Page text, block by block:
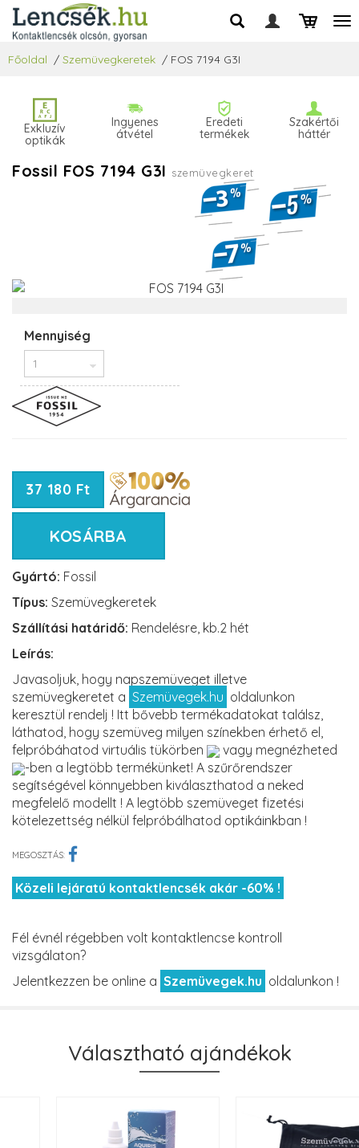
Főoldal / Szemüvegkeretek / FOS 7194 G3I
Exkluzív
optikák
Ingyenes
átvétel
Eredeti
termékek
Szakértői
háttér
Fossil FOS 7194 G3I szemüvegkeret
Mennyiség
37 180 Ft
KOSÁRBA
Gyártó: Fossil
Típus: Szemüvegkeretek
Szállítási határidő: Rendelésre, kb.2 hét
Leírás:
Javasoljuk, hogy napszemüveget illetve
szemüvegkeretet a Szemüvegek.hu oldalunkon
keresztül rendelj ! Itt bővebb termékadatokat találsz,
láthatod, hogy szemüveg milyen színekben érhető el,
felpróbáhatod virtuális tükörben
vagy megnézheted
-ben a legtöbb termékünket! A szűrőrendszer
segítségével könnyebben kiválaszthatod a neked
megfelelő modellt ! A legtöbb szemüveget fizetési
kötelezettség nélkül felpróbálhatod optikáinkban !
MEGOSZTÁS:
Közeli lejáratú kontaktlencsék akár -60% !
Fél évnél régebben volt kontaktlencse kontroll
vizsgálaton?
Jelentkezzen be online a Szemüvegek.hu oldalunkon !
Választható ajándékok